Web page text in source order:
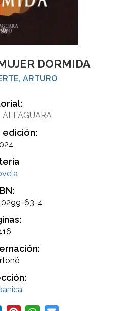
DORMIDA
ARTURO
ALFAGUARA
edición:
63-4